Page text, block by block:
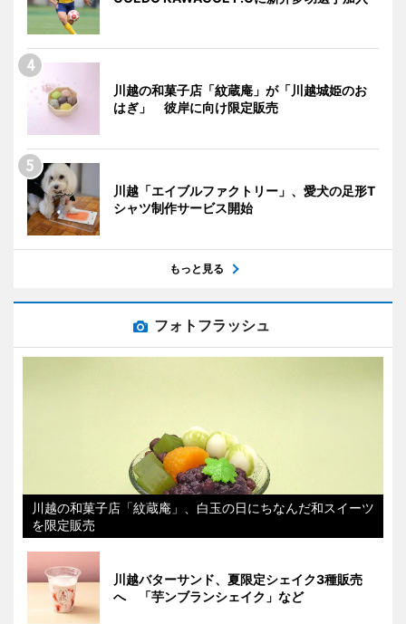
川越の和菓子店「紋蔵庵」が「川越城姫のお
はぎ」 彼岸に向け限定販売
川越「エイブルファクトリー」、愛犬の足形T
シャツ制作サービス開始
もっと見る
フォトフラッシュ
川越の和菓子店「紋蔵庵」、白玉の日にちなんだ和スイーツ
を限定販売
川越バターサンド、夏限定シェイク3種販売
へ 「芋ンブランシェイク」など